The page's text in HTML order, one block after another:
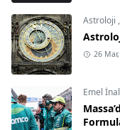
Astroloji ,
26
Emel